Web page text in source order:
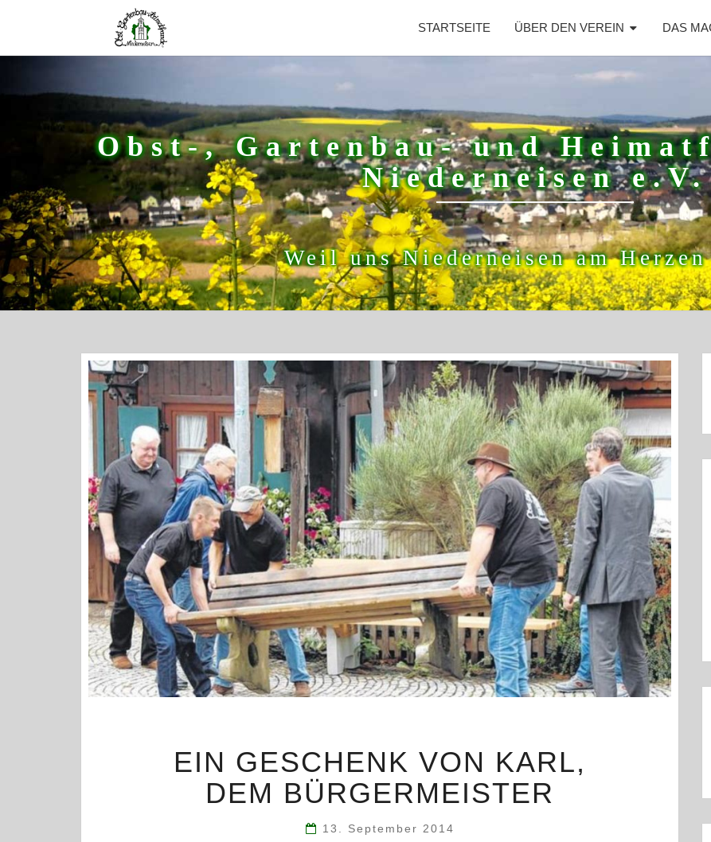
STARTSEITE ÜBER DEN VEREIN DAS
Obst-, Gartenbau- und
Niederneisen e.V.
Weil uns Niederneisen am
GESCHENK
KARL,
EIN GESCHENK VON KARL,
DEM BÜRGERMEISTER
13. September 2014